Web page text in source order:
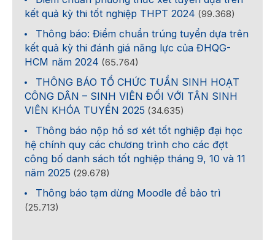
kết quả kỳ thi tốt nghiệp THPT 2024 (99.368)
Thông báo: Điểm chuẩn trúng tuyển dựa trên
kết quả kỳ thi đánh giá năng lực của ĐHQG-
HCM năm 2024 (65.764)
THÔNG BÁO TỔ CHỨC TUẦN SINH HOẠT
CÔNG DÂN – SINH VIÊN ĐỐI VỚI TÂN SINH
VIÊN KHÓA TUYỂN 2025 (34.635)
Thông báo nộp hồ sơ xét tốt nghiệp đại học
hệ chính quy các chương trình cho các đợt
công bố danh sách tốt nghiệp tháng 9, 10 và 11
năm 2025 (29.678)
Thông báo tạm dừng Moodle để bảo trì
(25.713)